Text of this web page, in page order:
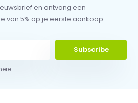
en ontvang een
van 5% op je eerste aankoop.
Subscribe